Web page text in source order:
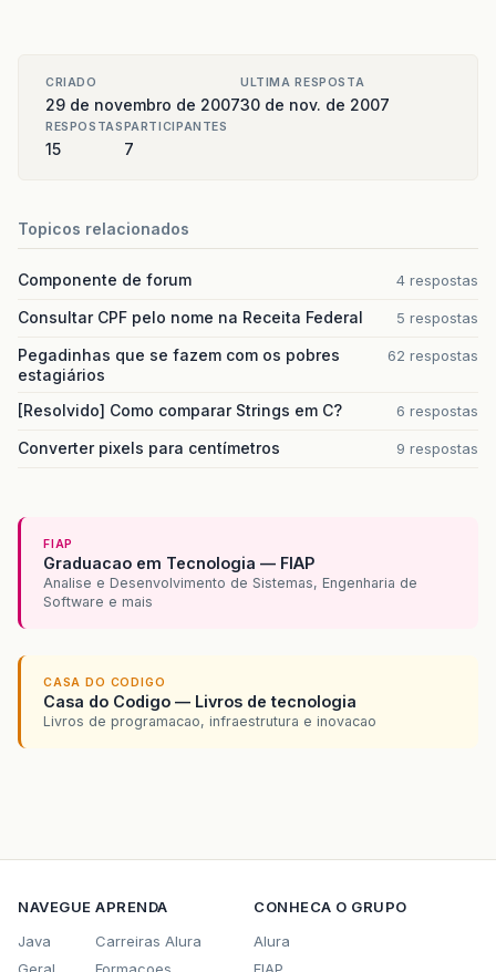
CRIADO
29 de novembro de 2007
ULTIMA RESPOSTA
30 de nov. de 2007
RESPOSTAS
15
PARTICIPANTES
7
Topicos relacionados
Componente de forum 4 respostas
Consultar CPF pelo nome na Receita Federal 5 respostas
Pegadinhas que se fazem com os pobres
estagiários
62 respostas
[Resolvido] Como comparar Strings em C? 6 respostas
Converter pixels para centímetros 9 respostas
FIAP
Graduacao em Tecnologia — FIAP
Analise e Desenvolvimento de Sistemas, Engenharia de
Software e mais
CASA DO CODIGO
Casa do Codigo — Livros de tecnologia
Livros de programacao, infraestrutura e inovacao
NAVEGUE
Java
APRENDA
Carreiras Alura
CONHECA O GRUPO
Alura